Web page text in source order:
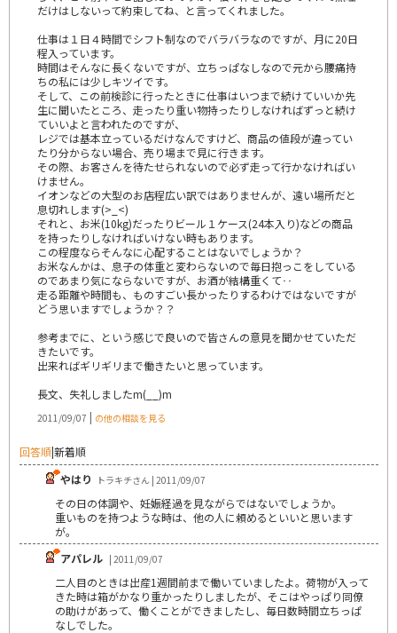
だけはしないって約束してね、と言ってくれました。
仕事は１日４時間でシフト制なのでバラバラなのですが、月に20日
程入っています。
時間はそんなに長くないですが、立ちっぱなしなので元から腰痛持
ちの私には少しキツイです。
そして、この前検診に行ったときに仕事はいつまで続けていいか先
生に聞いたところ、走ったり重い物持ったりしなければずっと続け
ていいよと言われたのですが、
レジでは基本立っているだけなんですけど、商品の値段が違ってい
たり分からない場合、売り場まで見に行きます。
その際、お客さんを待たせられないので必ず走って行かなければい
けません。
イオンなどの大型のお店程広い訳ではありませんが、遠い場所だと
息切れします(>_<)
それと、お米(10kg)だったりビール１ケース(24本入り)などの商品
を持ったりしなければいけない時もあります。
この程度ならそんなに心配することはないでしょうか？
お米なんかは、息子の体重と変わらないので毎日抱っこをしている
のであまり気にならないですが、お酒が結構重くて‥
走る距離や時間も、ものすごい長かったりするわけではないですが
どう思いますでしょうか？？
参考までに、という感じで良いので皆さんの意見を聞かせていただ
きたいです。
出来ればギリギリまで働きたいと思っています。
長文、失礼しましたm(__)m
2011/09/07 | の他の相談を見る
回答順|新着順
やはり
トラキチさん | 2011/09/07
その日の体調や、妊娠経過を見ながらではないでしょうか。
重いものを持つような時は、他の人に頼めるといいと思います
が。
アパレル | 2011/09/07
二人目のときは出産1週間前まで働いていましたよ。荷物が入って
きた時は箱がかなり重かったりしましたが、そこはやっぱり同僚
の助けがあって、働くことができましたし、毎日数時間立ちっぱ
なしでした。